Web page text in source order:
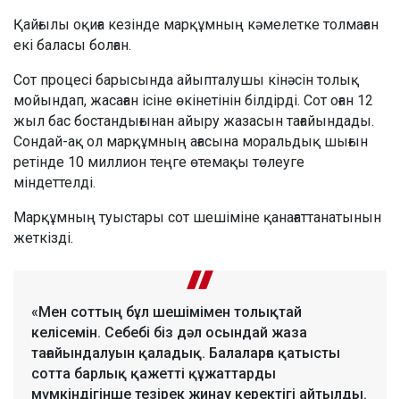
Қайғылы оқиға кезінде марқұмның кәмелетке толмаған
екі баласы болған.
Сот процесі барысында айыпталушы кінәсін толық
мойындап, жасаған ісіне өкінетінін білдірді. Сот оған 12
жыл бас бостандығынан айыру жазасын тағайындады.
Сондай-ақ ол марқұмның ағасына моральдық шығын
ретінде 10 миллион теңге өтемақы төлеуге
міндеттелді.
Марқұмның туыстары сот шешіміне қанағаттанатынын
жеткізді.
«Мен соттың бұл шешімімен толықтай
келісемін. Себебі біз дәл осындай жаза
тағайындалуын қаладық. Балаларға қатысты
сотта барлық қажетті құжаттарды
мүмкіндігінше тезірек жинау керектігі айтылды.